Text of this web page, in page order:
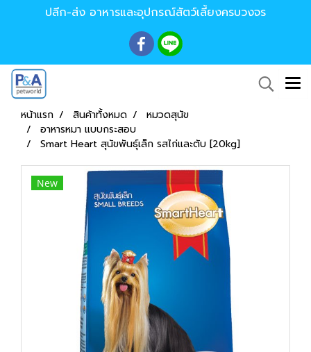
ปลีก-ส่ง อาหารและอุปกรณ์สัตว์เลี้ยงครบวงจร
หน้าแรก สินค้าทั้งหมด
หมวดสุนัข
อาหารหมา แบบกระสอบ
Smart Heart สุนัขพันธุ์เล็ก รสไก่และตับ [20kg]
New